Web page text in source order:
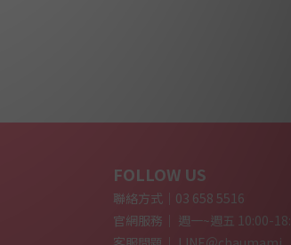
FOLLOW US
聯絡方式｜03 658 5516
官網服務｜ 週一~週五 10:00-